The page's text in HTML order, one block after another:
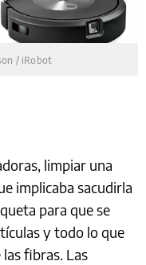
/ iRobot
limpiar una
implicaba sacudirla
para que se
y todo lo que
fibras. Las